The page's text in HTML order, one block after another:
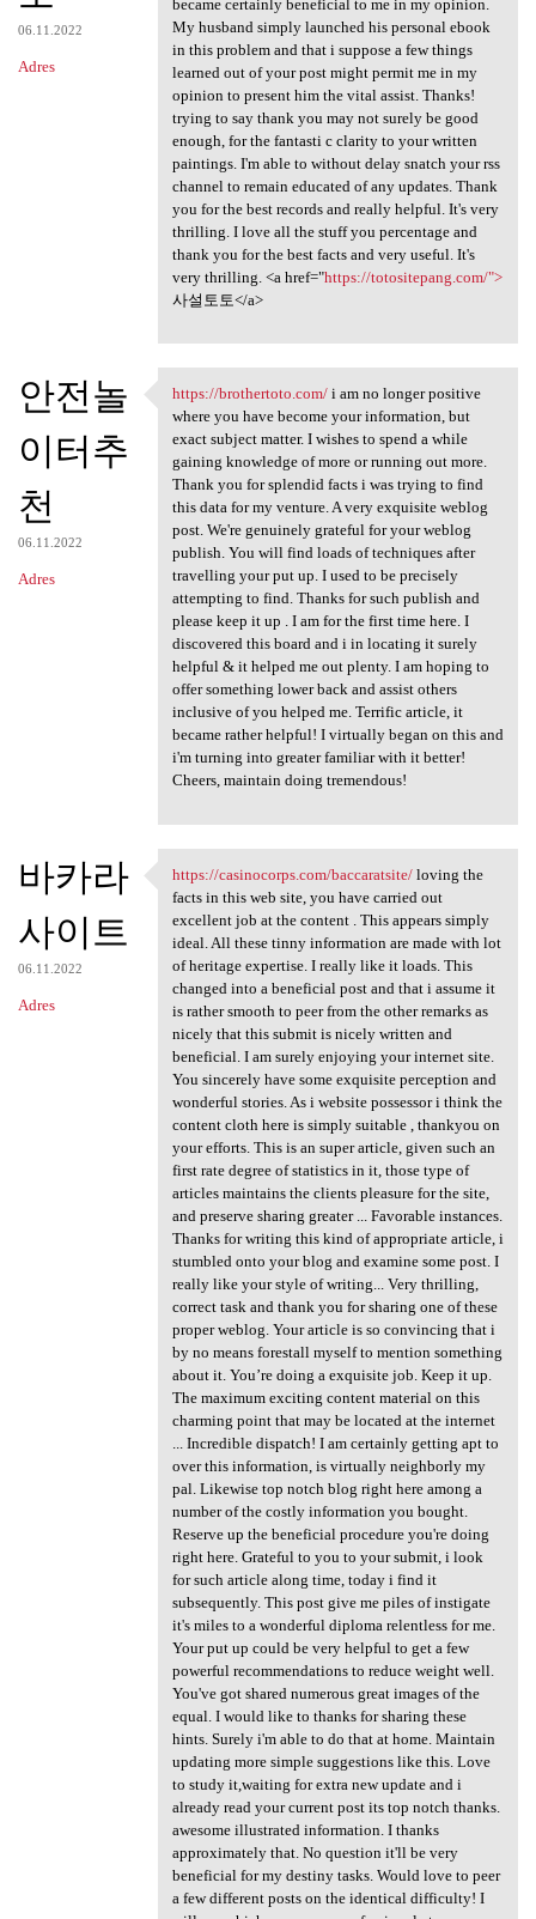
06.11.2022
Adres
became certainly beneficial to me in my opinion.
My husband simply launched his personal ebook
in this problem and that i suppose a few things
learned out of your post might permit me in my
opinion to present him the vital assist. Thanks!
trying to say thank you may not surely be good
enough, for the fantasti c clarity to your written
paintings. I'm able to without delay snatch your rss
channel to remain educated of any updates. Thank
you for the best records and really helpful. It's very
thrilling. I love all the stuff you percentage and
thank you for the best facts and very useful. It's
very thrilling. <a href="https://totositepang.com/">
사설토토</a>
안전놀
이터추
천
06.11.2022
Adres
https://brothertoto.com/ i am
https://brothertoto.com/i am no longer positive
where you have become your information, but
exact subject matter. I wishes to spend a while
gaining knowledge of more or running out more.
Thank you for splendid facts i was trying to find
this data for my venture. A very exquisite weblog
post. We're genuinely grateful for your weblog
publish. You will find loads of techniques after
travelling your put up. I used to be precisely
attempting to find. Thanks for such publish and
please keep it up . I am for the first time here. I
discovered this board and i in locating it surely
helpful & it helped me out plenty. I am hoping to
offer something lower back and assist others
inclusive of you helped me. Terrific article, it
became rather helpful! I virtually began on this and
i'm turning into greater familiar with it better!
Cheers, maintain doing tremendous!
바카라
사이트
06.11.2022
Adres
https://casinocorps.com
https://casinocorps.com/baccaratsite/loving the
facts in this web site, you have carried out
excellent job at the content . This appears simply
ideal. All these tinny information are made with lot
of heritage expertise. I really like it loads. This
changed into a beneficial post and that i assume it
is rather smooth to peer from the other remarks as
nicely that this submit is nicely written and
beneficial. I am surely enjoying your internet site.
You sincerely have some exquisite perception and
wonderful stories. As i website possessor i think the
content cloth here is simply suitable , thankyou on
your efforts. This is an super article, given such an
first rate degree of statistics in it, those type of
articles maintains the clients pleasure for the site,
and preserve sharing greater ... Favorable instances.
Thanks for writing this kind of appropriate article, i
stumbled onto your blog and examine some post. I
really like your style of writing... Very thrilling,
correct task and thank you for sharing one of these
proper weblog. Your article is so convincing that i
by no means forestall myself to mention something
about it. You’re doing a exquisite job. Keep it up.
The maximum exciting content material on this
charming point that may be located at the internet
... Incredible dispatch! I am certainly getting apt to
over this information, is virtually neighborly my
pal. Likewise top notch blog right here among a
number of the costly information you bought.
Reserve up the beneficial procedure you're doing
right here. Grateful to you to your submit, i look
for such article along time, today i find it
subsequently. This post give me piles of instigate
it's miles to a wonderful diploma relentless for me.
Your put up could be very helpful to get a few
powerful recommendations to reduce weight well.
You've got shared numerous great images of the
equal. I would like to thanks for sharing these
hints. Surely i'm able to do that at home. Maintain
updating more simple suggestions like this. Love
to study it,waiting for extra new update and i
already read your current post its top notch thanks.
awesome illustrated information. I thanks
approximately that. No question it'll be very
beneficial for my destiny tasks. Would love to peer
a few different posts on the identical difficulty! I